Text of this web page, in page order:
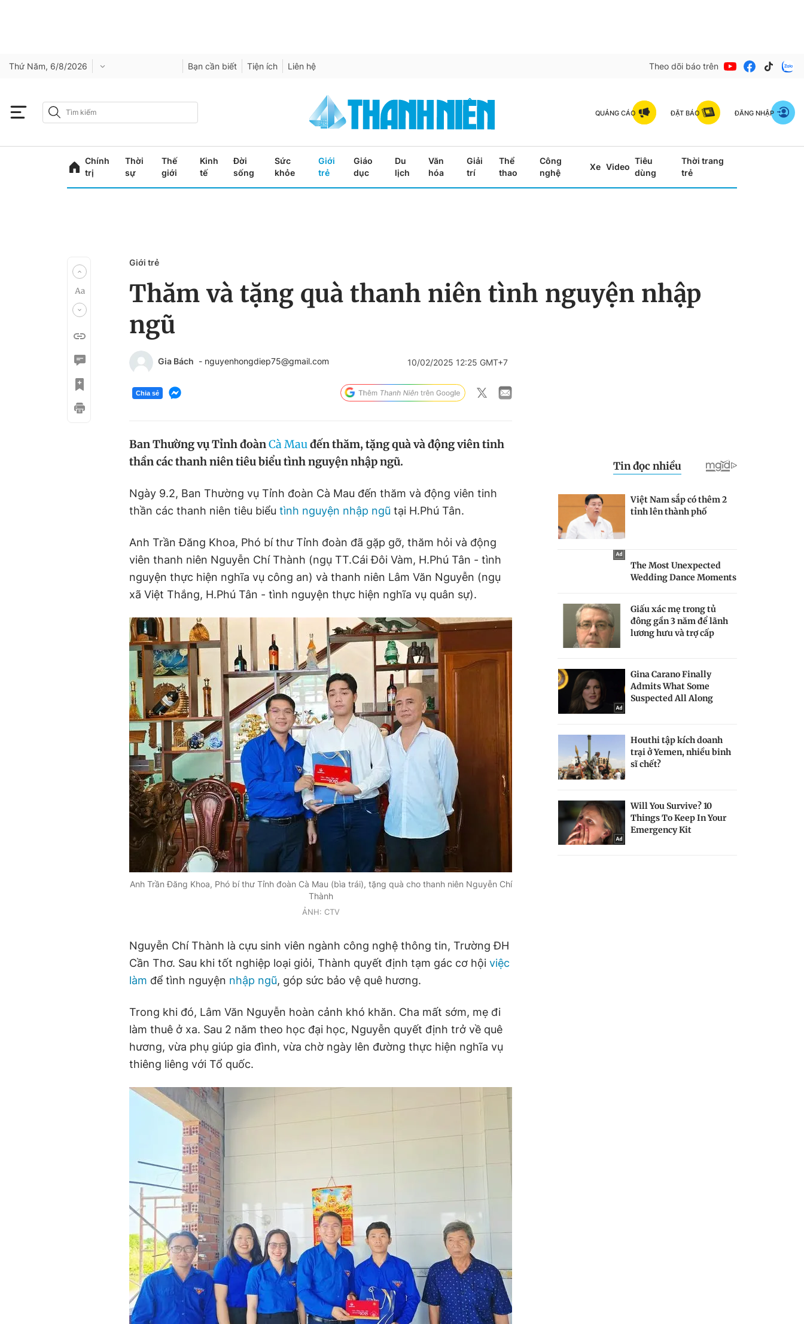
Thứ Năm, 6/8/2026 Bạn cần biết Tiện ích Liên hệ Theo dõi báo trên
QUẢNG CÁO ĐẶT BÁO ĐĂNG NHẬP
Chính
trị
Thời
sự
Thế
giới
Kinh
tế
Đời
sống
Sức
khỏe
Giới
trẻ
Giáo
dục
Du
lịch
Văn
hóa
Giải
trí
Thể
thao
Công
nghệ
Xe Video
Tiêu
dùng
Thời trang
trẻ
Giới trẻ
Thăm và tặng quà thanh niên tình nguyện nhập
ngũ
Gia Bách - nguyenhongdiep75@gmail.com 10/02/2025 12:25 GMT+7
Chia sẻ
Ban Thường vụ Tỉnh đoànCà Mauđến thăm, tặng quà và động viên tinh
thần các thanh niên tiêu biểu tình nguyện nhập ngũ.
Ngày 9.2, Ban Thường vụ Tỉnh đoàn Cà Mau đến thăm và động viên tinh
thần các thanh niên tiêu biểu tình nguyện nhập ngũ tại H.Phú Tân.
Anh Trần Đăng Khoa, Phó bí thư Tỉnh đoàn đã gặp gỡ, thăm hỏi và động
viên thanh niên Nguyễn Chí Thành (ngụ TT.Cái Đôi Vàm, H.Phú Tân - tình
nguyện thực hiện nghĩa vụ công an) và thanh niên Lâm Văn Nguyễn (ngụ
xã Việt Thắng, H.Phú Tân - tình nguyện thực hiện nghĩa vụ quân sự).
Anh Trần Đăng Khoa, Phó bí thư Tỉnh đoàn Cà Mau (bìa trái), tặng quà cho thanh niên Nguyễn Chí
Thành
ẢNH: CTV
Nguyễn Chí Thành là cựu sinh viên ngành công nghệ thông tin, Trường ĐH
Cần Thơ. Sau khi tốt nghiệp loại giỏi, Thành quyết định tạm gác cơ hội việc
làm để tình nguyện nhập ngũ, góp sức bảo vệ quê hương.
Trong khi đó, Lâm Văn Nguyễn hoàn cảnh khó khăn. Cha mất sớm, mẹ đi
làm thuê ở xa. Sau 2 năm theo học đại học, Nguyễn quyết định trở về quê
hương, vừa phụ giúp gia đình, vừa chờ ngày lên đường thực hiện nghĩa vụ
thiêng liêng với Tổ quốc.